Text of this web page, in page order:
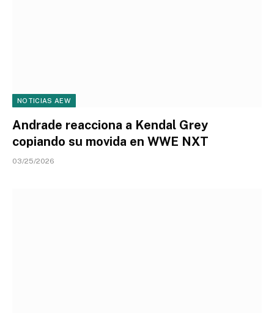
NOTICIAS AEW
Andrade reacciona a Kendal Grey
copiando su movida en WWE NXT
03/25/2026